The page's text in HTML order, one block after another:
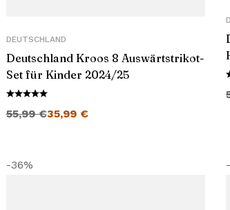
DEUTSCHLAND
Deutschland Kroos 8 Auswärtstrikot-
Set für Kinder 2024/25
55,99€35,99 €
-36%